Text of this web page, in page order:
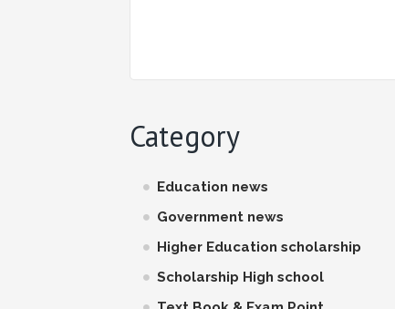
Category
Education news
Government news
Higher Education scholarship
Scholarship High school